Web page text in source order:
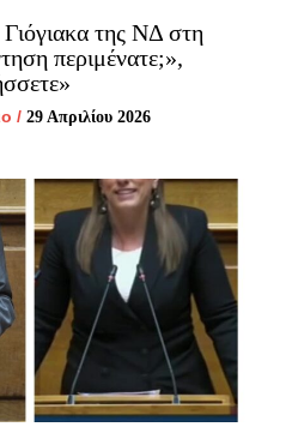
της ΝΔ στη
περιμένατε;»,
/ 29 Απριλίου 2026